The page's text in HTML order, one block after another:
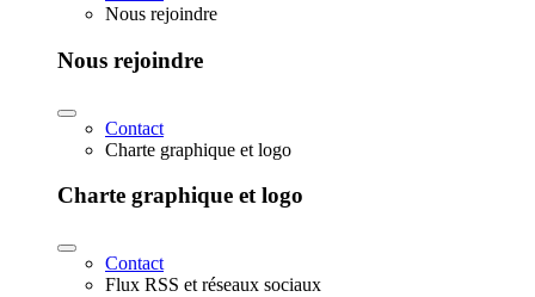
Nous rejoindre
Nous rejoindre
Contact
Charte graphique et logo
Charte graphique et logo
Contact
Flux RSS et réseaux sociaux